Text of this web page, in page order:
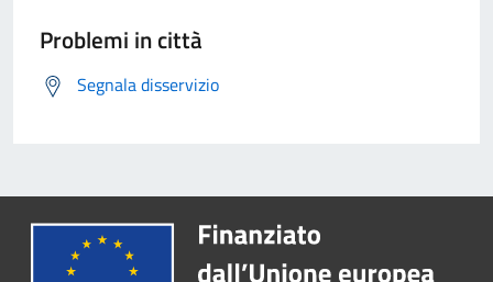
Problemi in città
Segnala disservizio